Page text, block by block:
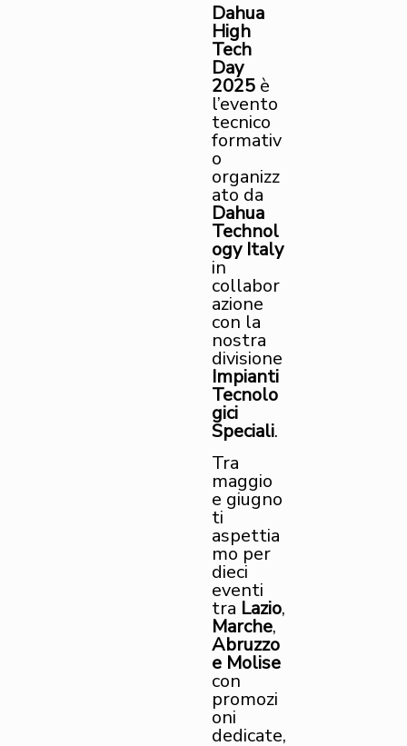
Dahua
High
Tech
Day
2025 è
l’evento
tecnico
formativ
o
organizz
ato da
Dahua
Technol
ogy Italy
in
collabor
azione
con la
nostra
divisione
Impianti
Tecnolo
gici
Speciali.
Tra
maggio
e giugno
ti
aspettia
mo per
dieci
eventi
tra Lazio,
Marche,
Abruzzo
e Molise
con
promozi
oni
dedicate,